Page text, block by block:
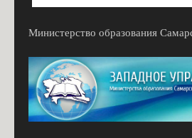
Министерство образования